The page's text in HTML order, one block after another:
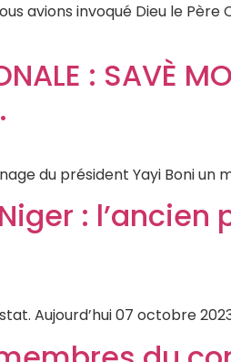
avions invoqué Dieu le
: SAVÈ
du président Yayi Boni un
: l’ancien
Aujourd’hui 07 octobre